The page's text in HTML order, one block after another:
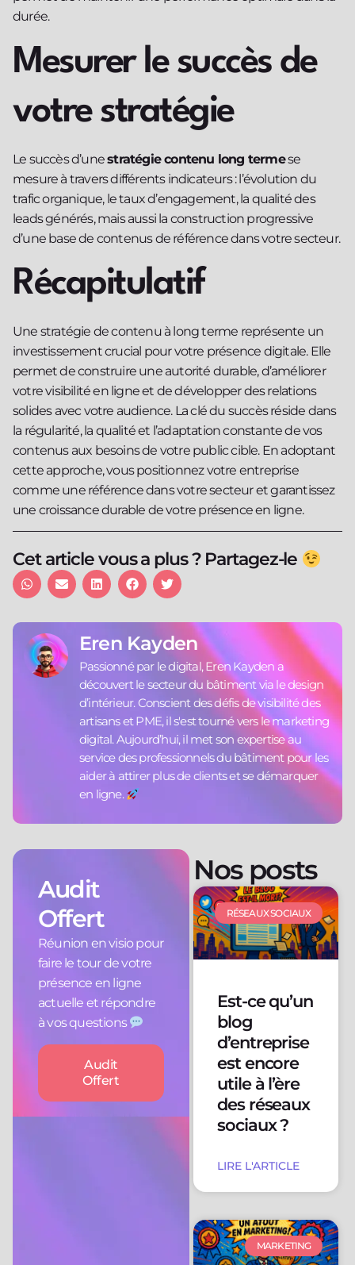
durée.
Mesurer le succès de
votre stratégie
Le succès d’unestratégie contenu long termese
mesure à travers différents indicateurs : l’évolution du
trafic organique, le taux d’engagement, la qualité des
leads générés, mais aussi la construction progressive
d’une base de contenus de référence dans votre secteur.
Récapitulatif
Une stratégie de contenu à long terme représente un
investissement crucial pour votre présence digitale. Elle
permet de construire une autorité durable, d’améliorer
votre visibilité en ligne et de développer des relations
solides avec votre audience. La clé du succès réside dans
la régularité, la qualité et l’adaptation constante de vos
contenus aux besoins de votre public cible. En adoptant
cette approche, vous positionnez votre entreprise
comme une référence dans votre secteur et garantissez
une croissance durable de votre présence en ligne.
Cet article vous a plus ? Partagez-le
Eren Kayden
Passionné par le digital, Eren Kayden a
découvert le secteur du bâtiment via le design
d’intérieur. Conscient des défis de visibilité des
artisans et PME, il s'est tourné vers le marketing
digital. Aujourd’hui, il met son expertise au
service des professionnels du bâtiment pour les
aider à attirer plus de clients et se démarquer
en ligne.
Audit
Offert
Réunion en visio pour
faire le tour de votre
présence en ligne
actuelle et répondre
à vos questions
Audit
Offert
Nos posts
RÉSEAUX SOCIAUX
Est-ce qu’un
blog
d’entreprise
est encore
utile à l’ère
des réseaux
sociaux ?
LIRE L'ARTICLE
MARKETING